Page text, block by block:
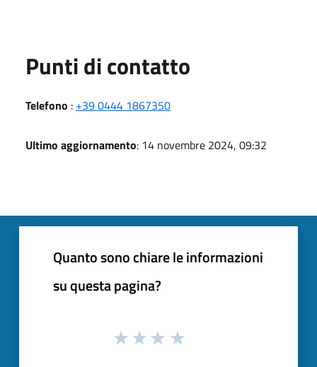
Punti di contatto
Telefono : +39 0444 1867350
Ultimo aggiornamento: 14 novembre 2024, 09:32
Quanto sono chiare le informazioni
su questa pagina?